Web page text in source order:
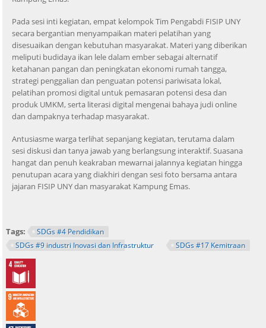
Pada sesi inti kegiatan, empat kelompok Tim Pengabdi FISIP UNY
secara bergantian menyampaikan materi pelatihan yang
disesuaikan dengan kebutuhan masyarakat. Materi yang diberikan
meliputi budidaya ikan lele dalam ember sebagai alternatif
ketahanan pangan dan peningkatan ekonomi rumah tangga,
strategi penggalian dan penguatan potensi pariwisata lokal,
pelatihan promosi digital untuk pemasaran potensi desa dan
produk UMKM, serta literasi digital mengenai bahaya judi online
dan dampaknya terhadap masyarakat.
Antusiasme warga terlihat sepanjang kegiatan, terutama dalam
sesi diskusi dan tanya jawab yang berlangsung interaktif. Suasana
hangat dan penuh keakraban mewarnai jalannya kegiatan hingga
penutupan acara yang diakhiri dengan sesi foto bersama antara
jajaran FISIP UNY dan masyarakat Kampung Emas.
Tags:
SDGs #4 Pendidikan
SDGs #9 industri Inovasi dan Infrastruktur
SDGs #17 Kemitraan